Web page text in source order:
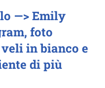
—> Emily
foto
in bianco e
di più